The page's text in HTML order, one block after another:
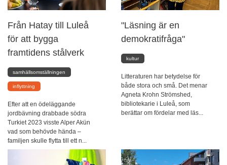
Från Hatay till Luleå
för att bygga
framtidens stålverk
samhällsomställningen
inflyttning
Efter att en ödeläggande
jordbävning drabbade södra
Turkiet 2023 visste Alper Akün
vad som behövde hända –
familjen skulle flytta till ett n...
"Läsning är en
demokratifråga"
kultur
Litteraturen har betydelse för
både stora och små. Det menar
Agneta Krohn Strömshed,
bibliotekarie i Luleå, som
berättar om fördelar med läs...